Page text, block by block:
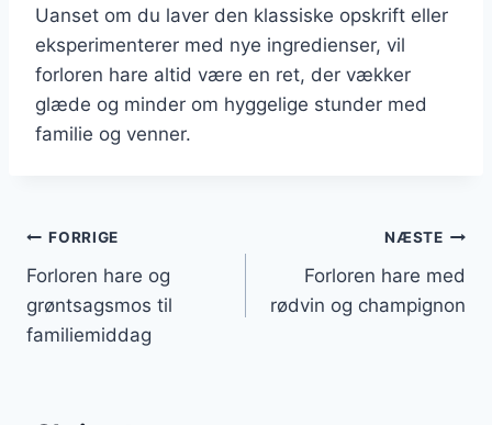
Uanset om du laver den klassiske opskrift eller
eksperimenterer med nye ingredienser, vil
forloren hare altid være en ret, der vækker
glæde og minder om hyggelige stunder med
familie og venner.
Indlægsnavigation
FORRIGE
Forloren hare og
grøntsagsmos til
familiemiddag
NÆSTE
Forloren hare med
rødvin og champignon